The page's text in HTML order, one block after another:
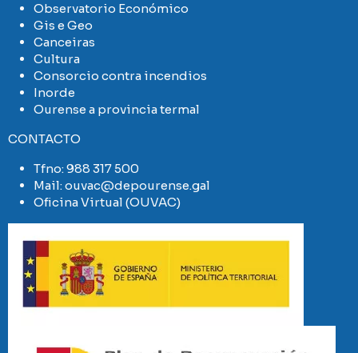
Observatorio Económico
Gis e Geo
Canceiras
Cultura
Consorcio contra incendios
Inorde
Ourense a provincia termal
CONTACTO
Tfno:988 317 500
Mail:ouvac@depourense.gal
Oficina Virtual (OUVAC)